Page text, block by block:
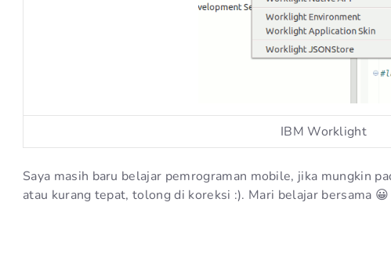
IBM Worklight
Saya masih baru belajar pemrograman mobile, jika mungkin
atau kurang tepat, tolong di koreksi :). Mari belajar bersama 😀